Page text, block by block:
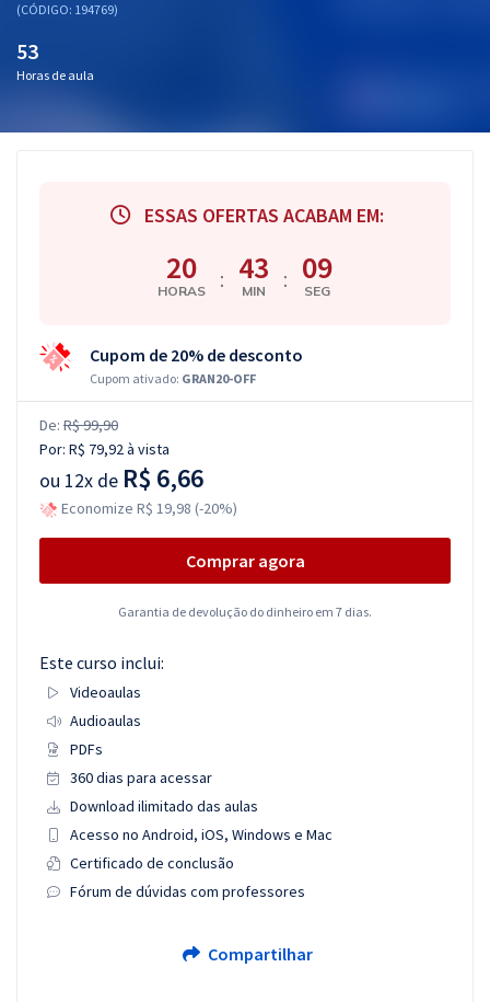
(CÓDIGO: 194769)
53
Horas de aula
ESSAS OFERTAS ACABAM EM:
20
HORAS : 43
MIN : 08
SEG
Cupom de 20% de desconto
Cupom ativado: GRAN20-OFF
De: R$ 99,90
Por: R$ 79,92à vista
ou 12x de R$ 6,66
Economize R$ 19,98 (-20%)
Comprar agora
Garantia de devolução do dinheiro em 7 dias.
Este curso inclui:
Videoaulas
Audioaulas
PDFs
360 dias para acessar
Download ilimitado das aulas
Acesso no Android, iOS, Windows e Mac
Certificado de conclusão
Fórum de dúvidas com professores
Compartilhar